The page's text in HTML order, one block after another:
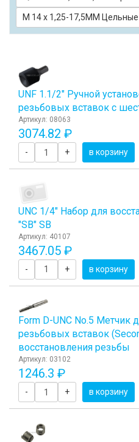
М 14 х 1,25-17,5ММ Цельные
UNF 1.1/2" Ручной
резьбовых вставок с
Артикул: 08063
3074.82 ₽
- + в корзину
UNC 1/4" Набор для
"SB" SB
Артикул: 40107
3467.05 ₽
- + в корзину
Form D-UNC No.5 Метчик
резьбовых вставок
восстановления резьбы
Артикул: 03102
1246.3 ₽
- + в корзину